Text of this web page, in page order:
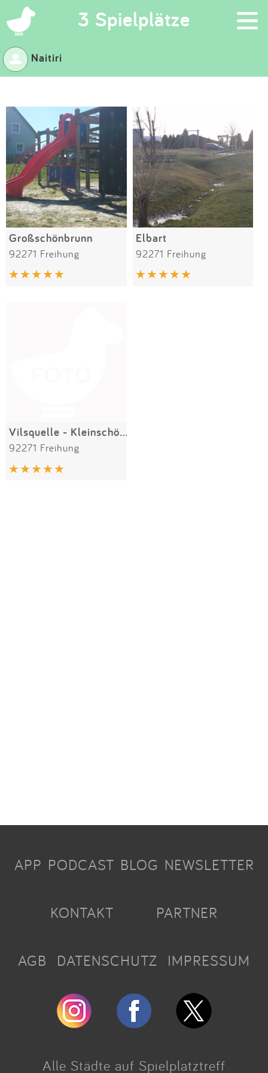
3 Spielplätze ×
Suchen
Eintragen
App
Blog
Partner
Kontakt
Impressum
Naitiri
Großschönbrunn
92271 Freihung
Elbart
92271 Freihung
Vilsquelle - Kleinschönbrunn
92271 Freihung
APP PODCAST BLOG NEWSLETTER
KONTAKT PARTNER
AGB DATENSCHUTZ IMPRESSUM
Alle Städte auf Spielplatztreff